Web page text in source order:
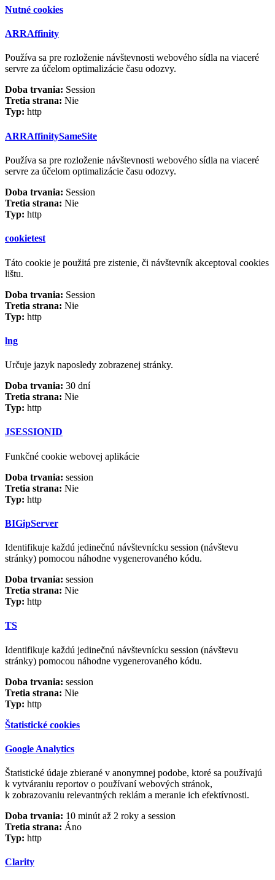
Nutné cookies
ARRAffinity
Používa sa pre rozloženie návštevnosti webového sídla na viaceré
servre za účelom optimalizácie času odozvy.
Doba trvania: Session
Tretia strana: Nie
Typ: http
ARRAffinitySameSite
Používa sa pre rozloženie návštevnosti webového sídla na viaceré
servre za účelom optimalizácie času odozvy.
Doba trvania: Session
Tretia strana: Nie
Typ: http
cookietest
Táto cookie je použitá pre zistenie, či návštevník akceptoval cookies
lištu.
Doba trvania: Session
Tretia strana: Nie
Typ: http
lng
Určuje jazyk naposledy zobrazenej stránky.
Doba trvania: 30 dní
Tretia strana: Nie
Typ: http
JSESSIONID
Funkčné cookie webovej aplikácie
Doba trvania: session
Tretia strana: Nie
Typ: http
BIGipServer
Identifikuje každú jedinečnú návštevnícku session (návštevu
stránky) pomocou náhodne vygenerovaného kódu.
Doba trvania: session
Tretia strana: Nie
Typ: http
TS
Identifikuje každú jedinečnú návštevnícku session (návštevu
stránky) pomocou náhodne vygenerovaného kódu.
Doba trvania: session
Tretia strana: Nie
Typ: http
Štatistické cookies
Google Analytics
Štatistické údaje zbierané v anonymnej podobe, ktoré sa používajú
k vytváraniu reportov o používaní webových stránok,
k zobrazovaniu relevantných reklám a meranie ich efektívnosti.
Doba trvania: 10 minút až 2 roky a session
Tretia strana: Áno
Typ: http
Clarity